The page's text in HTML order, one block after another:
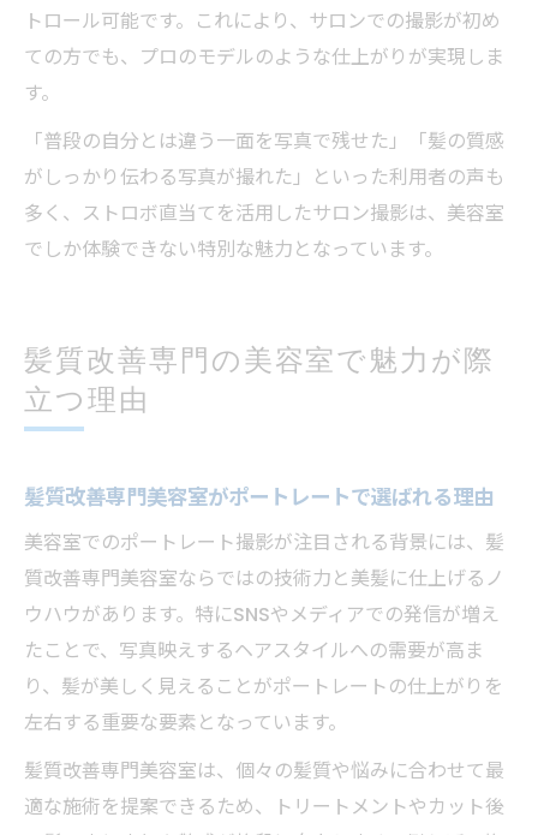
トロール可能です。これにより、サロンでの撮影が初め
ての方でも、プロのモデルのような仕上がりが実現しま
す。
「普段の自分とは違う一面を写真で残せた」「髪の質感
がしっかり伝わる写真が撮れた」といった利用者の声も
多く、ストロボ直当てを活用したサロン撮影は、美容室
でしか体験できない特別な魅力となっています。
髪質改善専門の美容室で魅力が際
立つ理由
髪質改善専門美容室がポートレートで選ばれる理由
美容室でのポートレート撮影が注目される背景には、髪
質改善専門美容室ならではの技術力と美髪に仕上げるノ
ウハウがあります。特にSNSやメディアでの発信が増え
たことで、写真映えするヘアスタイルへの需要が高ま
り、髪が美しく見えることがポートレートの仕上がりを
左右する重要な要素となっています。
髪質改善専門美容室は、個々の髪質や悩みに合わせて最
適な施術を提案できるため、トリートメントやカット後